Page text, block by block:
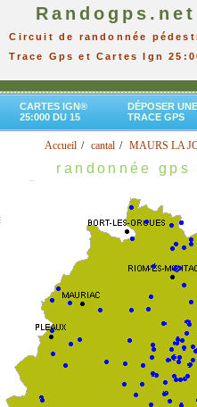
Randogps.net
Circuit de randonnée
Trace Gps et Cartes Ign
CARTES IGN®
25:000 DU 15
DÉPOSER UNE
TRACE GPS
Accueil cantal MAURS LA
randonnée gps